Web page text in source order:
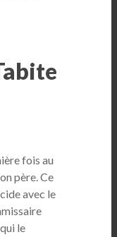
fois au
père. Ce
avec le
le